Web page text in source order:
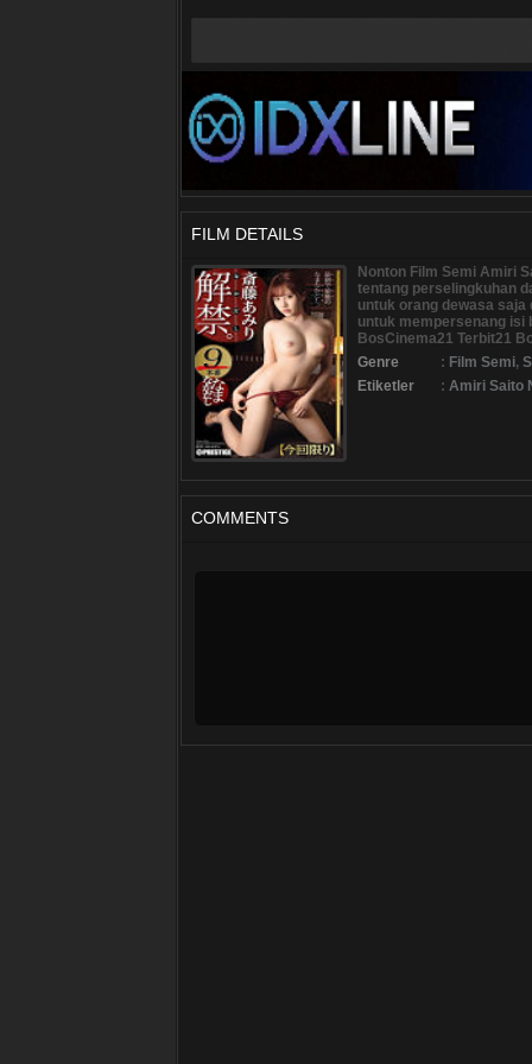
FILM DETAILS
Nonton Film Semi Amiri
tentang perselingkuhan
untuk orang dewasa
untuk mempersenang isi
BosCinema21 Terbit21
Genre
: Film Semi,
Etiketler
: Amiri Saito
COMMENTS